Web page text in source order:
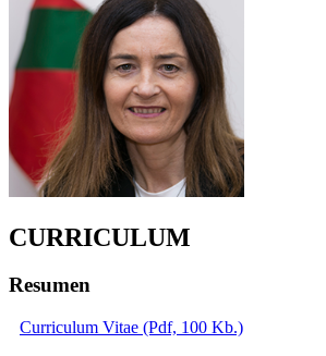
CURRICULUM
Resumen
Curriculum Vitae (Pdf, 100 Kb.)